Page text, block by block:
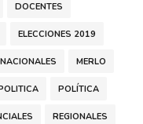
DOCENTES
ELECCIONES 2019
MERLO
POLÍTICA
REGIONALES